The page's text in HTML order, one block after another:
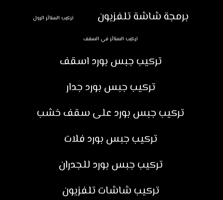
برمجة شاشة تلفزيون
تركيب الستائر الرول
تركيب الستائر في السقف
تركيب جبس بورد اسقف
تركيب جبس بورد جدار
تركيب جبس بورد على سقف خشب
تركيب جبس بورد فلات
تركيب جبس بورد للجدران
تركيب شاشات تلفزيون